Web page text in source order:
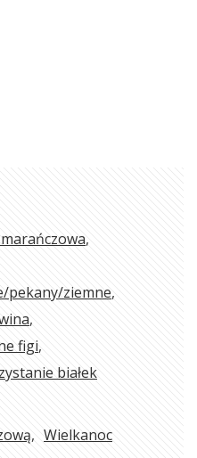
pekany/ziemne
figi
białek
Wielkanoc